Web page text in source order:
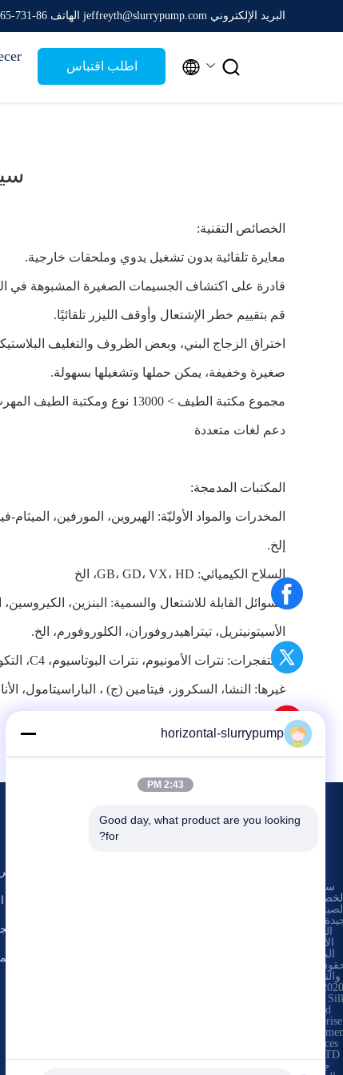
البريد الإلكتروني jeffreyth@slurrypump.com الهاتف 86-731-86187065-2356
اطلب اقتباس  
الخصائص التقنية:
معايرة تلقائية بدون تشغيل يدوي وملحقات خارجية.
قادرة على اكتشاف الجسيمات الصغيرة المشبوهة في
قم بتقييم خطر الإشتعال وأوقف الليزر تلقائيًا.
اختراق الزجاج البني، وبعض الظروف والتغليف
صغيرة وخفيفة، يمكن حملها وتشغيلها بسهولة.
مجموع مكتبة الطيف > 13000 نوع ومكتبة الطيف المهرب > 3000 نوع.
دعم لغات متعددة
المكتبات المدمجة:
إلخ.
السلاح الكيميائي: GB، GD، VX، HD، الخ
السوائل القابلة للاشتعال والسمية: البنزين، الكيروسين،
الأسيتونيتريل، تيتراهيدروفوران، الكلوروفورم، الخ.
المتفجرات: نترات الأمونيوم، نترات البوتاسيوم، C4، التكوين B، TNT، RDX، HMX، TNP، TATP، الخ
غيرها: النشا، السكروز، فيتامين (ج) ، الباراسيتامول،
ملف
جولة في
مراقبة
خريطة
سياسة
جودة
مضخة
الطين
الأفقية
المورد.
الطبع
والنشر ©
Beijing
Road
Enterprise
Services
Co.,LTD
جميع
horizontal-slurrypump
2:43 PM
Good day, what product are you looking
for?